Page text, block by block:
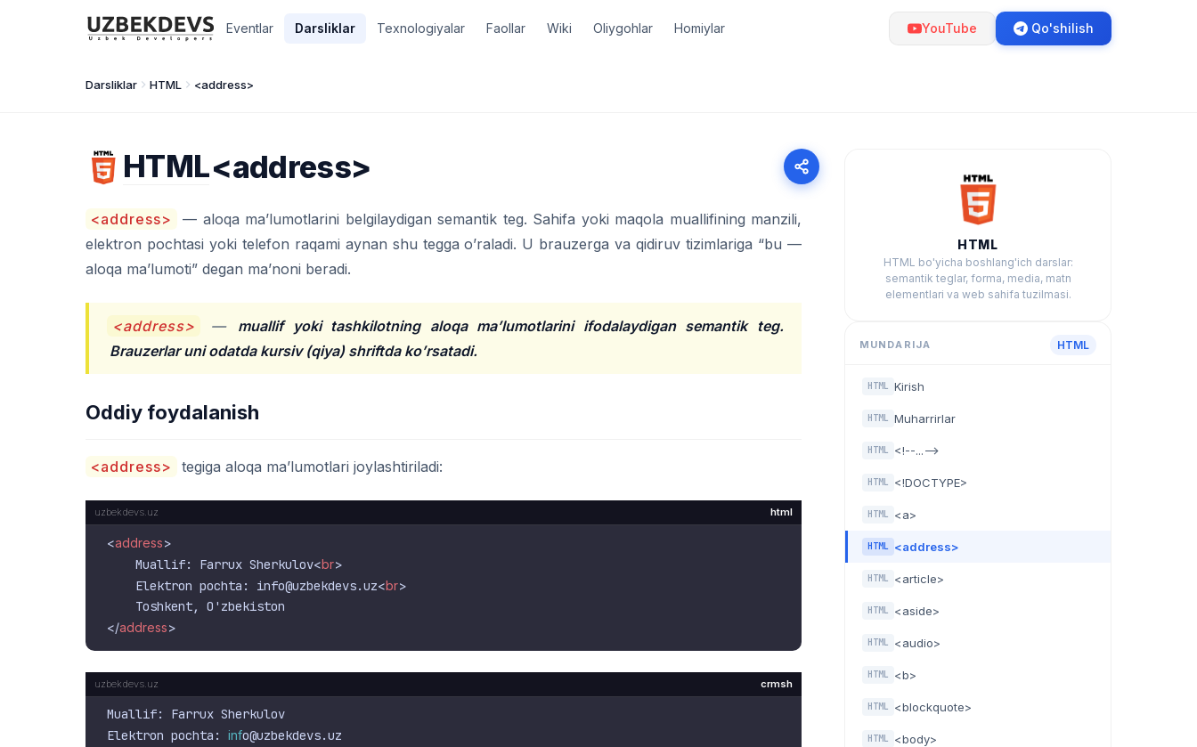
Eventlar Darsliklar Texnologiyalar Faollar Wiki Oliygohlar Homiylar YouTube Qo'shilish
Darsliklar HTML <address>
HTML<address>
<address>
— aloqa ma’lumotlarini belgilaydigan semantik teg. Sahifa yoki maqola muallifining manzili,
elektron pochtasi yoki telefon raqami aynan shu tegga o’raladi. U brauzerga va qidiruv tizimlariga “bu —
aloqa ma’lumoti” degan ma’noni beradi.
<address> —
muallif yoki tashkilotning aloqa ma’lumotlarini ifodalaydigan semantik teg.
Brauzerlar uni odatda kursiv (qiya) shriftda ko’rsatadi.
Oddiy foydalanish
<address> tegiga aloqa ma’lumotlari joylashtiriladi:
html
<address>
    Muallif: Farrux Sherkulov
<br>
    Elektron pochta: info@uzbekdevs.uz
<br>
</address>
crmsh
Muallif: Farrux Sherkulov
Elektron pochta: info@uzbekdevs.uz
HTML
HTML bo'yicha boshlang'ich darslar:
semantik teglar, forma, media, matn
elementlari va web sahifa tuzilmasi.
MUNDARIJA HTML
HTML Kirish
HTML Muharrirlar
HTML <!--...-->
HTML <!DOCTYPE>
HTML <a>
HTML <address>
HTML <article>
HTML <aside>
HTML <audio>
HTML <b>
HTML <blockquote>
HTML <body>